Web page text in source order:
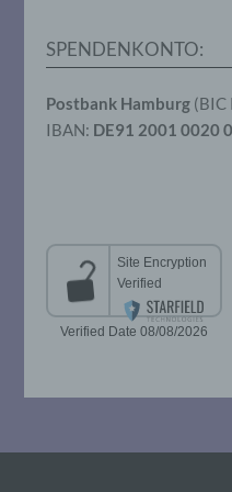
SPENDENKONTO:
Postbank Hamburg (BIC
IBAN: DE91 2001 0020
Unionsrecht
Mitgliedstaaten
juristische
oder andere
verarbeitet.
juristische